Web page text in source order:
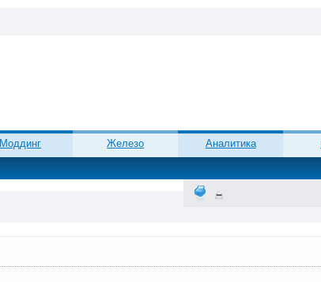
Моддинг Железо Аналитика